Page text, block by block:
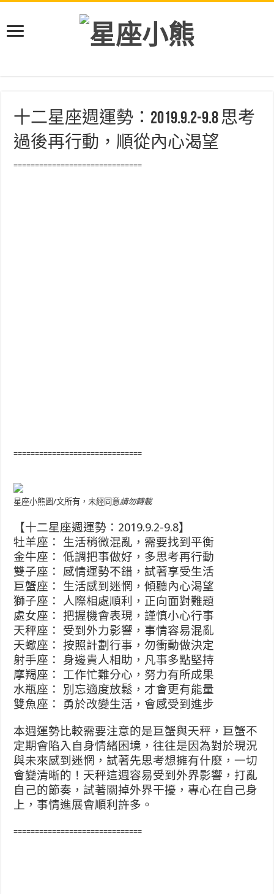
十二星座週運勢：2019.9.2-9.8 思考
過後再行動，順從內心渴望
==============================
==============================
星座小熊圖/文所有，未經同意請勿轉載
【十二星座週運勢：2019.9.2-9.8】
牡羊座： 生活稍微混亂，需要找到平衡
金牛座： 低調把事做好，多思考再行動
雙子座： 感情運勢不錯，試著享受生活
巨蟹座： 生活感到迷惘，傾聽內心渴望
獅子座： 人際相處順利，正向面對難題
處女座： 把握機會表現，謹慎小心行事
天秤座： 受到外力影響，事情容易混亂
天蠍座： 按照計劃行事，勿衝動做決定
射手座： 身邊貴人相助，凡事多點堅持
摩羯座： 工作忙難分心，努力有所成果
水瓶座： 別忘適度放鬆，才會更有能量
雙魚座： 勇於改變生活，會感受到進步
本週運勢比較需要注意的是巨蟹與天秤，巨蟹不
定期會陷入自身情緒困境，往往是因為對於現況
與未來感到迷惘，試著先思考想擁有什麼，一切
會變清晰的！天秤這週容易受到外界影響，打亂
自己的節奏，試著關掉外界干擾，專心在自己身
上，事情進展會順利許多。
==============================